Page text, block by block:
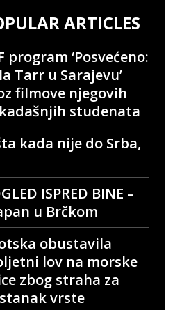
ARTICLES
program ‘Posvećeno:
Tarr u Sarajevu’
filmove njegovih
studenata
kada nije do Srba,
ISPRED BINE –
u Brčkom
obustavila
lov na morske
zbog straha za
vrste